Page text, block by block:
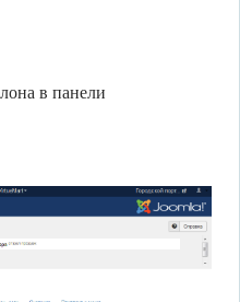
в панели